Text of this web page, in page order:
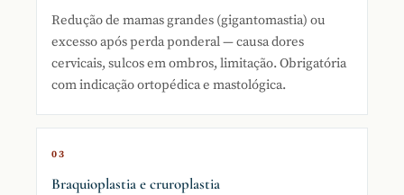
Redução de mamas grandes (gigantomastia) ou
excesso após perda ponderal — causa dores
cervicais, sulcos em ombros, limitação. Obrigatória
com indicação ortopédica e mastológica.
03
Braquioplastia e cruroplastia